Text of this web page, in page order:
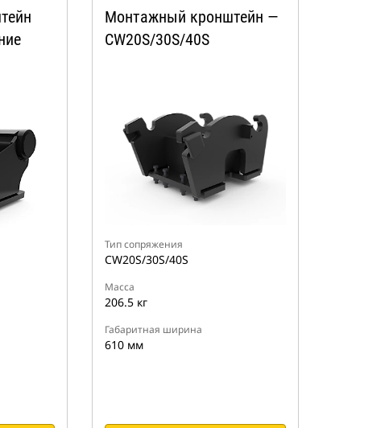
Монтажный кронштейн —
CW20S/30S/40S
Тип сопряжения
CW20S/30S/40S
Масса
206.5 кг
Габаритная ширина
610 мм